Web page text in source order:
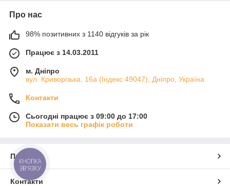
Про нас
98% позитивних з 1140 відгуків за рік
Працює з 14.03.2011
м. Дніпро
вул. Криворізька, 16а (Індекс 49047), Дніпро, Україна
Контакти
Сьогодні працює з 09:00 до 17:00
Показати весь графік роботи
Про нас
Контакти
КНОПКА
ЗВ'ЯЗКУ